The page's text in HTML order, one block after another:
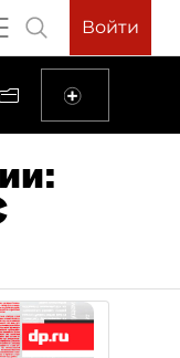
Войти